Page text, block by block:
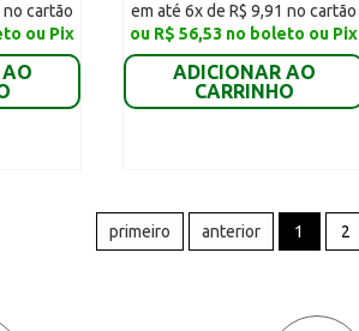
no cartão
ou Pix
em até 6x de R$ 9,91 no cartão
ou R$ 56,53 no boleto ou Pix
ADICIONAR AO
CARRINHO
primeiro anterior 1 2